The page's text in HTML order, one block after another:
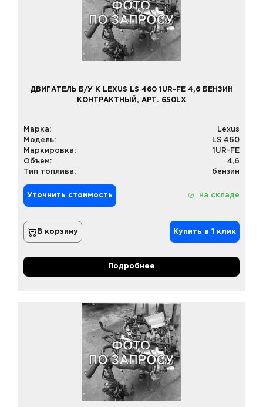
ДВИГАТЕЛЬ Б/У К LEXUS LS 460 1UR-FE 4,6 БЕНЗИН
КОНТРАКТНЫЙ, АРТ. 650LX
Марка:
Lexus
Модель:
LS 460
Маркировка:
1UR-FE
Объем:
4,6
Тип топлива:
бензин
Уточнить стоимость на складе
В корзину Купить в 1 клик
Подробнее